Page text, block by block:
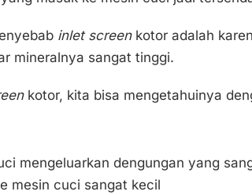
inlet screenkotor adalah
mineralnya sangat tinggi.
kotor, kita bisa mengetahuinya
mengeluarkan dengungan yang
mesin cuci sangat kecil